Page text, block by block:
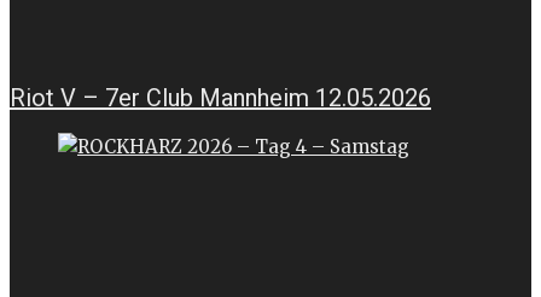
Riot V – 7er Club Mannheim 12.05.2026